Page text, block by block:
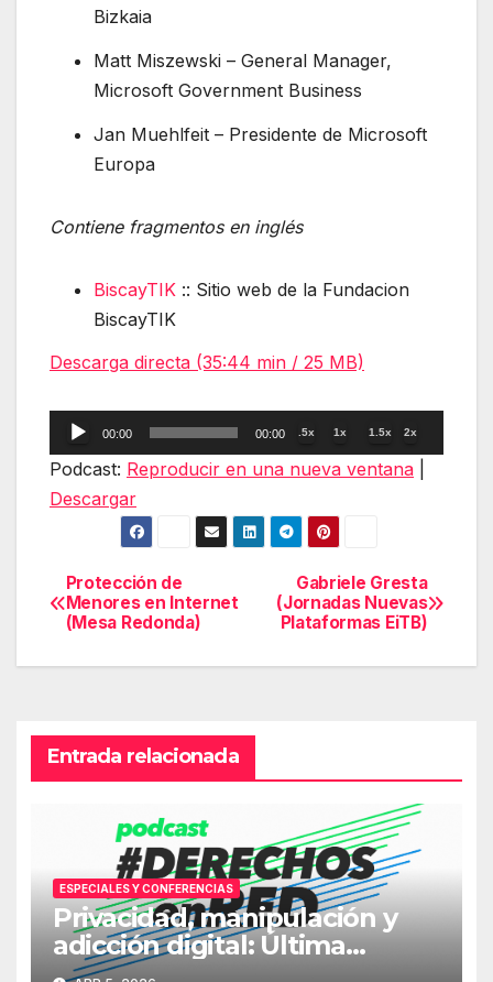
Bizkaia
Matt Miszewski – General Manager,
Microsoft Government Business
Jan Muehlfeit – Presidente de Microsoft
Europa
Contiene fragmentos en inglés
BiscayTIK :: Sitio web de la Fundacion
BiscayTIK
Descarga directa (35:44 min / 25 MB)
Reproductor
de
00:00 00:00 .5x 1x 1.5x 2x
Podcast: Reproducir en una nueva ventana
Descargar
Navegación
de
Gabriele Gresta
(Jornadas Nuevas
Plataformas EiTB)
Protección de
Menores en Internet
(Mesa Redonda)
Entrada relacionada
ESPECIALES Y CONFERENCIAS
Privacidad, manipulación y
adicción digital: Última
jornada #DerechosEnRed